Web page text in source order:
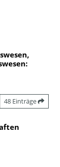
48 Einträge